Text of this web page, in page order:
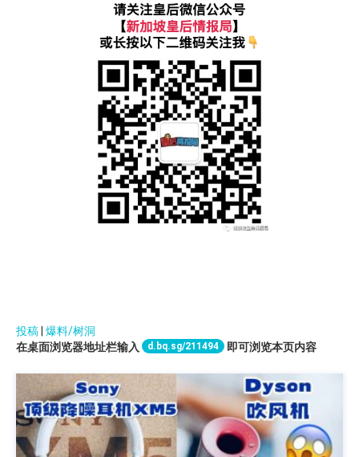
投稿 爆料/树洞
在桌面浏览器地址栏输入
d.bq.sg/211494 即可浏览本页内容